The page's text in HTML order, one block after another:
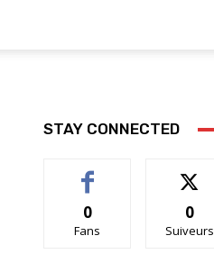
STAY CONNECTED
0
Fans
0
Suiveurs